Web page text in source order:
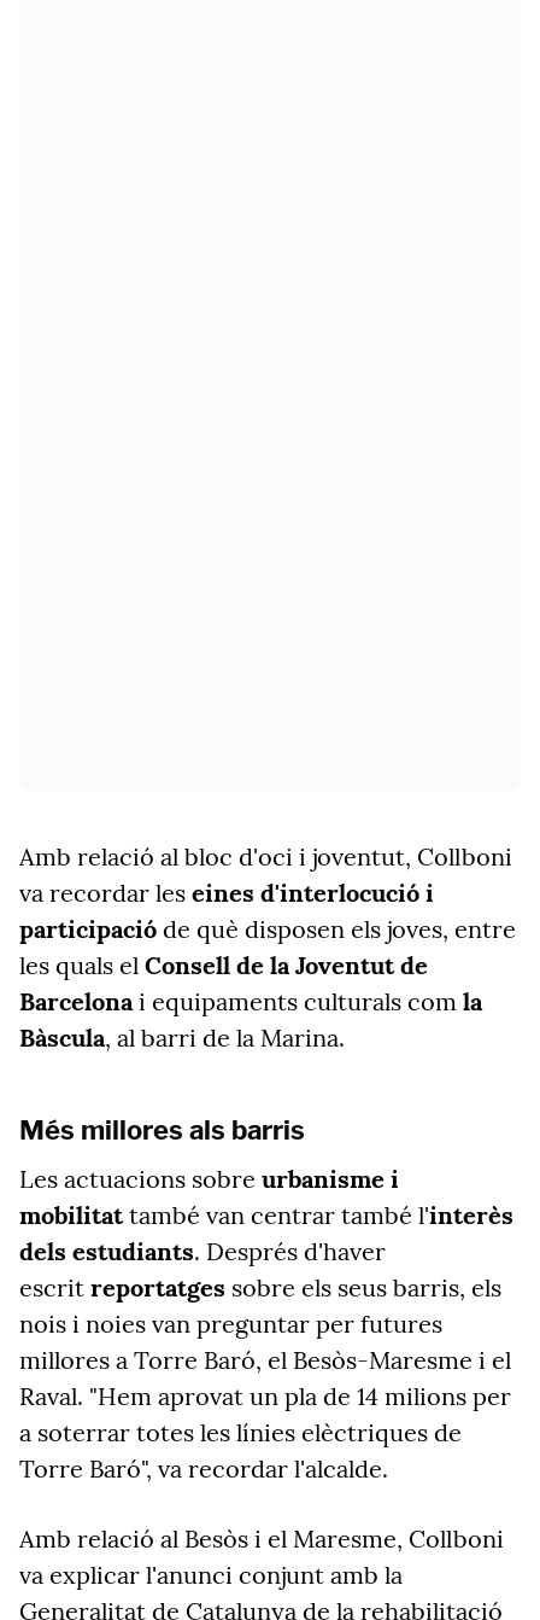
Amb relació al bloc d'oci i joventut, Collboni
va recordar les eines d'interlocució i
participació de què disposen els joves, entre
les quals el Consell de la Joventut de
Barcelona i equipaments culturals com la
Bàscula, al barri de la Marina.
Més millores als barris
Les actuacions sobre urbanisme i
mobilitat també van centrar també l'interès
dels estudiants. Després d'haver
escrit reportatges sobre els seus barris, els
nois i noies van preguntar per futures
millores a Torre Baró, el Besòs-Maresme i el
Raval. "Hem aprovat un pla de 14 milions per
a soterrar totes les línies elèctriques de
Torre Baró", va recordar l'alcalde.
Amb relació al Besòs i el Maresme, Collboni
va explicar l'anunci conjunt amb la
Generalitat de Catalunya de la rehabilitació